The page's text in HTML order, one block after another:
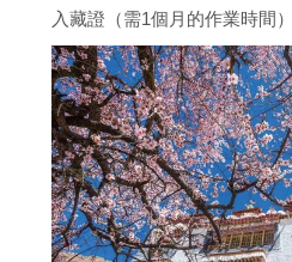
入藏證（需1個月的作業時間